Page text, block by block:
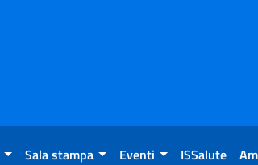
Sala stampa Eventi ISSalute